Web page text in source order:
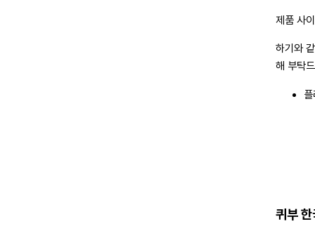
제품 사
하기와
해 부탁
퀴부